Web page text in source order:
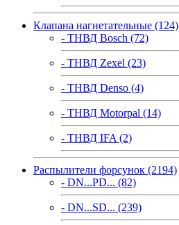
Клапана нагнетательные (124)
- ТНВД Bosch (72)
- ТНВД Zexel (23)
- ТНВД Denso (4)
- ТНВД Motorpal (14)
- ТНВД IFA (2)
Распылители форсунок (2194)
- DN...PD... (82)
- DN...SD... (239)